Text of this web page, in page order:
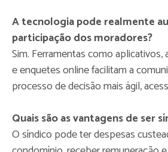
A tecnologia pode realmente
participação dos moradores?
Sim. Ferramentas como aplicativos,
e enquetes online facilitam a
processo de decisão mais ágil,
Quais são as vantagens de ser
O síndico pode ter despesas